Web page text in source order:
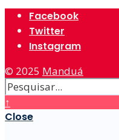
Facebook
Twitter
Instagram
© 2025 Manduá
↑
Close